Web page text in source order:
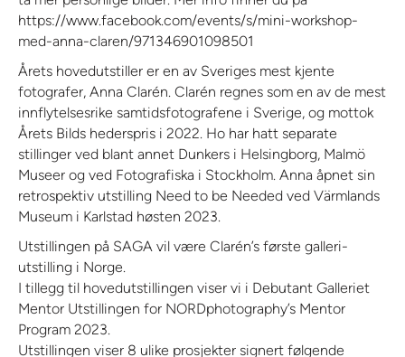
https://www.facebook.com/events/s/mini-workshop-
med-anna-claren/971346901098501
Årets hovedutstiller er en av Sveriges mest kjente
fotografer, Anna Clarén. Clarén regnes som en av de mest
innflytelsesrike samtidsfotografene i Sverige, og mottok
Årets Bilds hederspris i 2022. Ho har hatt separate
stillinger ved blant annet Dunkers i Helsingborg, Malmö
Museer og ved Fotografiska i Stockholm. Anna åpnet sin
retrospektiv utstilling Need to be Needed ved Värmlands
Museum i Karlstad høsten 2023.
Utstillingen på SAGA vil være Clarén’s første galleri-
utstilling i Norge.
I tillegg til hovedutstillingen viser vi i Debutant Galleriet
Mentor Utstillingen for NORDphotography’s Mentor
Program 2023.
Utstillingen viser 8 ulike prosjekter signert følgende